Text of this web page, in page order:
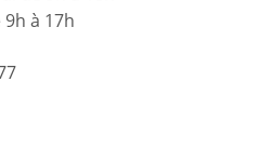
à 17h